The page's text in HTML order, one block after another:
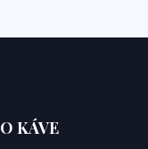
O KÁVE